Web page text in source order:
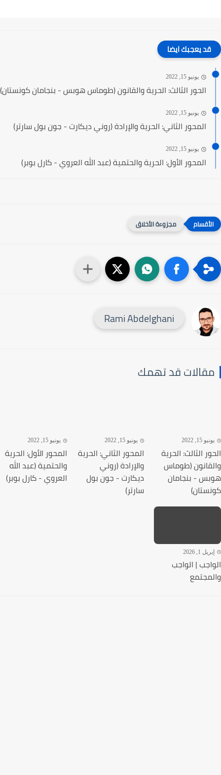
قد يعجبك ايضا
يونيو 15, 2022
الحور الثالث: الحرية والقانون (طوماس هوبس - بنجامان كونستان)
يونيو 15, 2022
المحور الثاني: الحرية والإرادة (روني ديكارت - جون بول سارتر)
يونيو 15, 2022
المحور الأول: الحرية والحتمية (عبد الله العروي - كارل بوبر)
مجزوءة الأخلاق
Rami Abdelghani
قد تهمك
15, 2022
الثالث: الحرية
(طوماس
- بنجامان
يونيو 15, 2022
المحور الثاني: الحرية
والإرادة (روني
ديكارت - جون بول
سارتر)
يونيو 15, 2022
المحور الأول: الحرية
والحتمية (عبد الله
العروي - كارل بوبر)
1, 2026
| الواجب